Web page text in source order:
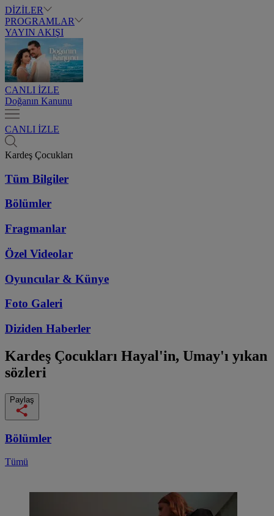
DİZİLER
PROGRAMLAR
YAYIN AKIŞI
CANLI İZLE
Doğanın Kanunu
CANLI İZLE
Kardeş Çocukları
Tüm Bilgiler
Bölümler
Fragmanlar
Özel Videolar
Oyuncular & Künye
Foto Galeri
Diziden Haberler
Kardeş Çocukları Hayal'in, Umay'ı yıkan
sözleri
Paylaş
Bölümler
Tümü